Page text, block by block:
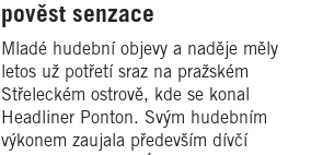
pověst senzace
Mladé hudební objevy a naděje měly
letos už potřetí sraz na pražském
Střeleckém ostrově, kde se konal
Headliner Ponton. Svým hudebním
výkonem zaujala především dívčí